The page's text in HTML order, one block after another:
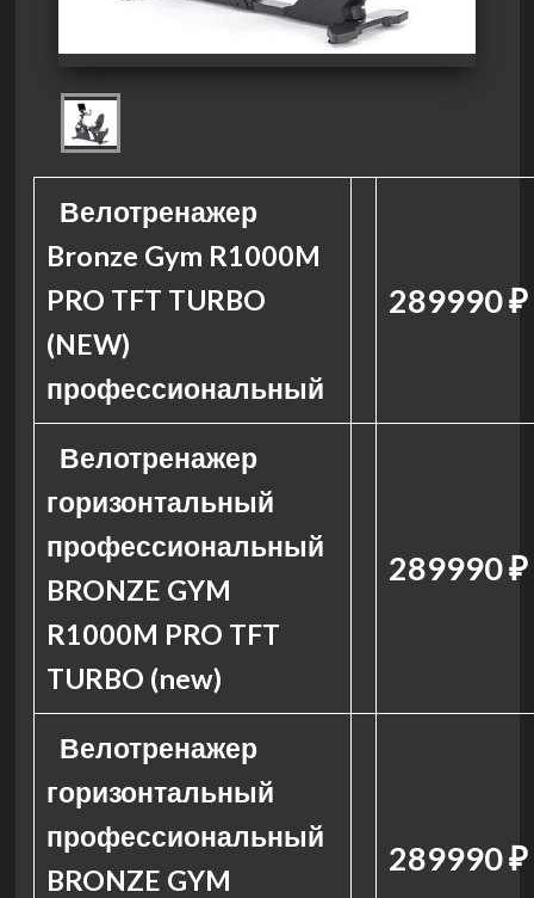
Велотренажер
Bronze Gym R1000M
PRO TFT TURBO
(NEW)
профессиональный
289990 ₽
Велотренажер
горизонтальный
профессиональный
BRONZE GYM
R1000M PRO TFT
TURBO (new)
289990 ₽
Велотренажер
горизонтальный
профессиональный
BRONZE GYM
289990 ₽